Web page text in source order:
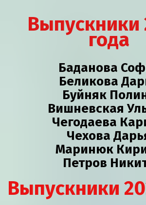
Выпускники
года
Баданова
Беликова
Буйняк
Вишневская
Чегодаева
Чехова
Маринюк
Петров
Выпускники